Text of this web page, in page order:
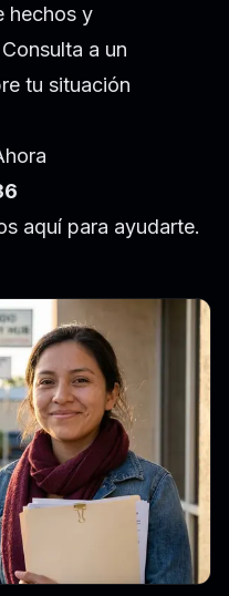
hechos y
a un
tu situación
aquí para ayudarte.